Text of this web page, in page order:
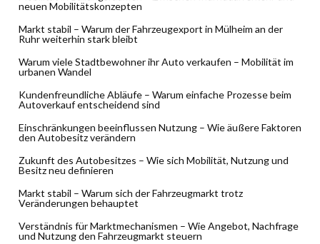
neuen Mobilitätskonzepten
Markt stabil – Warum der Fahrzeugexport in Mülheim an der
Ruhr weiterhin stark bleibt
Warum viele Stadtbewohner ihr Auto verkaufen – Mobilität im
urbanen Wandel
Kundenfreundliche Abläufe – Warum einfache Prozesse beim
Autoverkauf entscheidend sind
Einschränkungen beeinflussen Nutzung – Wie äußere Faktoren
den Autobesitz verändern
Zukunft des Autobesitzes – Wie sich Mobilität, Nutzung und
Besitz neu definieren
Markt stabil – Warum sich der Fahrzeugmarkt trotz
Veränderungen behauptet
Verständnis für Marktmechanismen – Wie Angebot, Nachfrage
und Nutzung den Fahrzeugmarkt steuern